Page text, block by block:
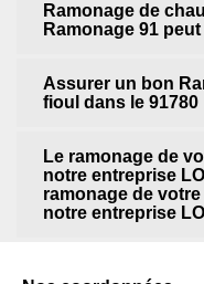
Ramonage de
Ramonage 91
Assurer un bon
fioul dans le 91780
Le ramonage de
notre entreprise
ramonage de
notre entreprise